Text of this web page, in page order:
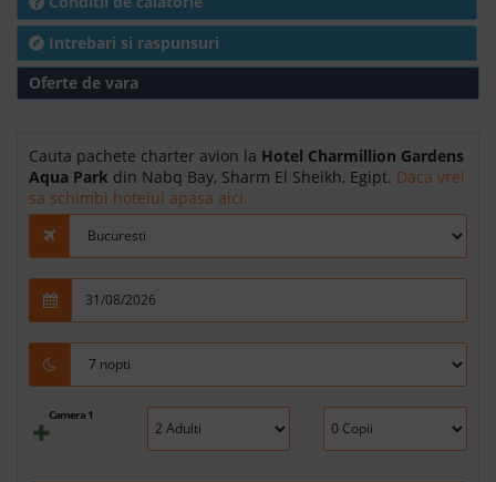
Intrebari si raspunsuri
Oferte de vara
Cauta pachete charter avion la Hotel Charmillion Gardens
Aqua Park din Nabq Bay, Sharm El Sheikh, Egipt. Daca vrei
sa schimbi hotelul apasa aici.
Camera 1